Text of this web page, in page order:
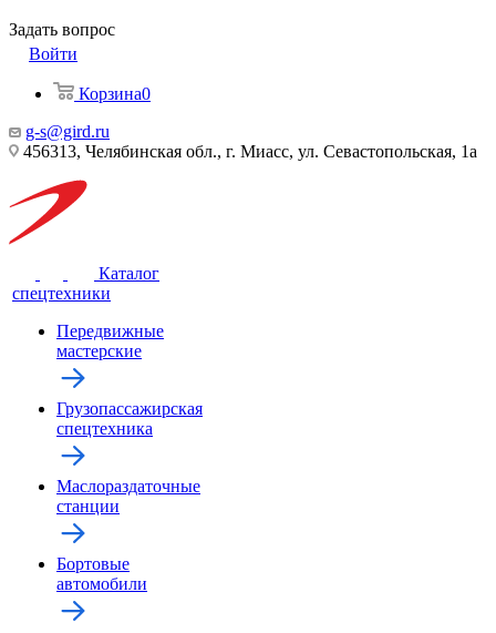
Задать вопрос
Войти
Корзина0
g-s@gird.ru
456313, Челябинская обл., г. Миасс, ул. Севастопольская, 1а
Каталог
спецтехники
Передвижные
мастерские
Грузопассажирская
спецтехника
Маслораздаточные
станции
Бортовые
автомобили